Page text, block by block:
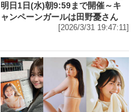
明日1日(水)朝9:59まで開催～キ
ャンペーンガールは田野憂さん
[2026/3/31 19:47:11]